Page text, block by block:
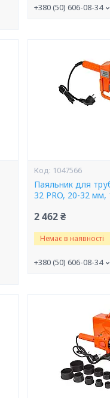
+380 (50) 606-08-34
1047566
Паяльник для
32 PRO, 20-32 мм,
2 462 ₴
Немає в наявності
+380 (50) 606-08-34